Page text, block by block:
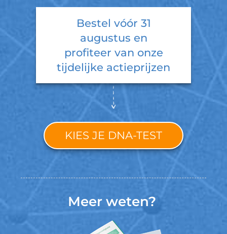
Bestel vóór 31
augustus en
profiteer van onze
tijdelijke actieprijzen
KIES JE DNA-TEST
Meer weten?